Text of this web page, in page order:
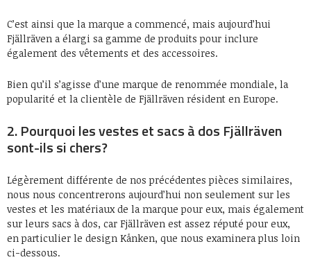
C’est ainsi que la marque a commencé, mais aujourd’hui
Fjällräven a élargi sa gamme de produits pour inclure
également des vêtements et des accessoires.
Bien qu’il s’agisse d’une marque de renommée mondiale, la
popularité et la clientèle de Fjällräven résident en Europe.
2. Pourquoi les vestes et sacs à dos Fjällräven
sont-ils si chers?
Légèrement différente de nos précédentes pièces similaires,
nous nous concentrerons aujourd’hui non seulement sur les
vestes et les matériaux de la marque pour eux, mais également
sur leurs sacs à dos, car Fjällräven est assez réputé pour eux,
en particulier le design Kånken, que nous examinera plus loin
ci-dessous.